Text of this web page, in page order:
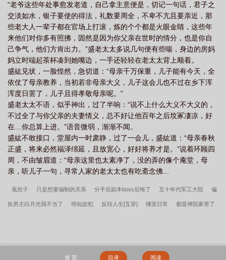
诗 知否知否应是绿肥红瘦免费观看全集电视剧 知否知否应是绿肥红瘦电视剧免
费观看完整版
“老爷这些年处事愈发老道，自己拿主意便是，切记一句话，君子之
交淡如水，银子要使的得法，礼数要周全，不卑不亢且要亲近，那
些老大人一辈子都在官场上打滚，炼的个个都是火眼金睛，这些年
来他们对你多有照拂，固然是因为你父亲在世时的情分，也是你自
己争气，他们方肯出力。”盛老太太多说几句便有些喘，身边的房妈
妈立时端起茶杯凑到她嘴边，一手还轻轻在老太太背上顺着。
盛紘见状，一脸惶然，急切道：“母亲千万保重，儿子能有今天，全
依仗了母亲教养，当初若非母亲大义，儿子这会儿也不过在乡下浑
浑度日罢了，儿子且得孝敬母亲呢。”
盛老太太不语，似乎神出，过了半响：“说不上什么大义不大义的，
不过全了与你父亲的夫妻情义，总不好让他百年之后坟冢凄凉，好
在…你总算上进。”语音微弱，渐渐不闻。
盛紘不敢接口，堂屋内一时肃静，过了一会儿，盛紘道：“母亲春秋
正盛，将来必然福泽绵延，且放宽心，好好将养才是。”说着环顾四
周，不由皱眉道：“母亲这里也太素净了，没的弄的像个庵堂，母
亲，听儿子一句，寻常人家的老太太也有吃斋念佛...
菟丝子 只是想要编制的关系 分手后副本boss后悔了 五十年代军工大院 偏
执男主白月光我不当了 明知故犯 反转人生[互穿] 继室日常 都是禅院家害了
首 页 目录 阅读